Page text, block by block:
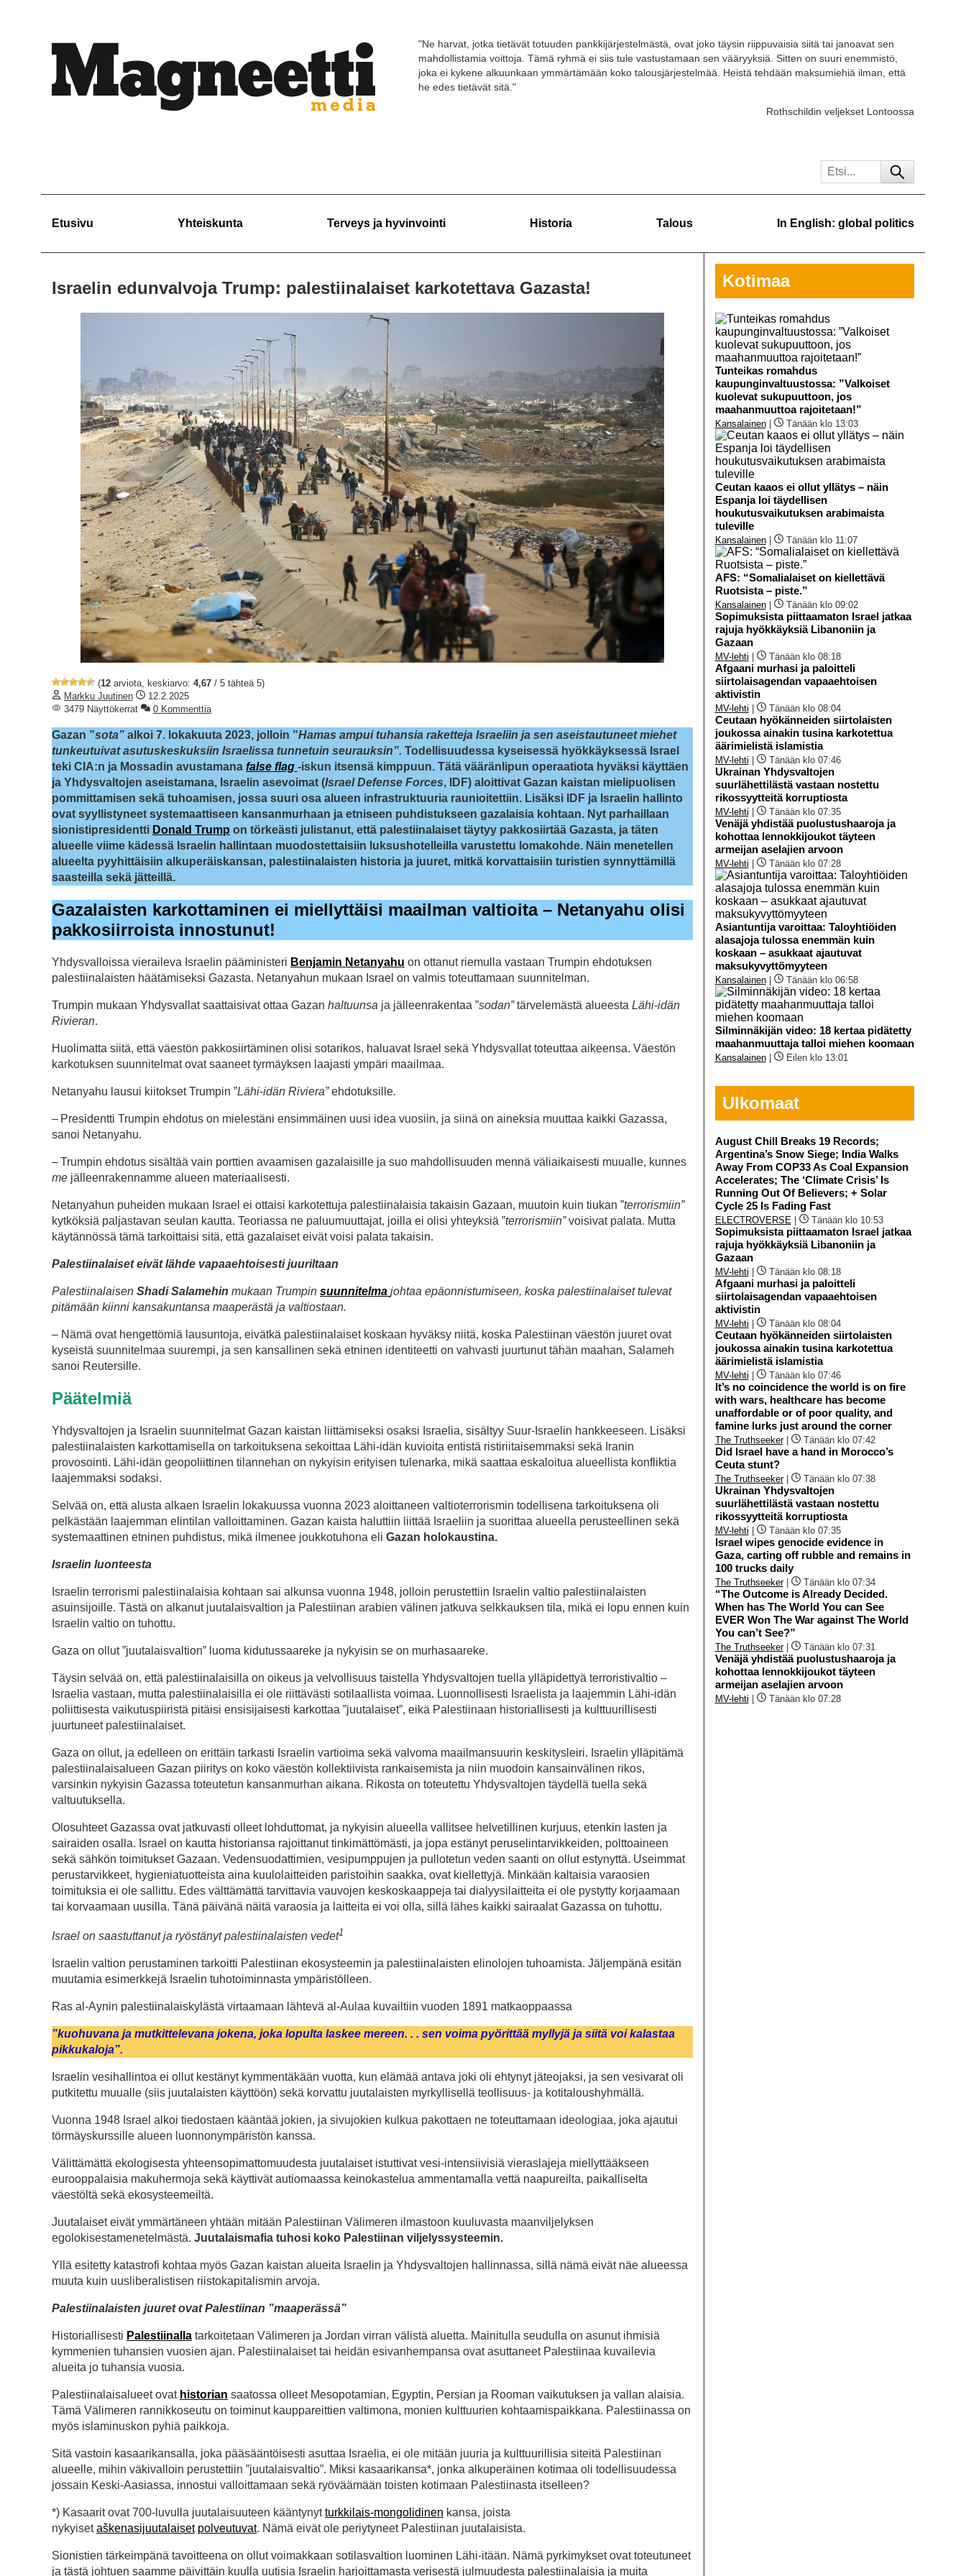
"Ne harvat, jotka tietävät totuuden pankkijärjestelmästä, ovat joko täysin riippuvaisia siitä tai janoavat sen
mahdollistamia voittoja. Tämä ryhmä ei siis tule vastustamaan sen vääryyksiä. Sitten on suuri enemmistö,
joka ei kykene alkuunkaan ymmärtämään koko talousjärjestelmää. Heistä tehdään maksumiehiä ilman, että
he edes tietävät sitä."
Rothschildin veljekset Lontoossa
Etusivu Yhteiskunta Terveys ja hyvinvointi Historia Talous In English: global politics
Israelin edunvalvoja Trump: palestiinalaiset karkotettava Gazasta!
(12 arviota, keskiarvo: 4,67 / 5 tähteä 5)
Markku Juutinen
12.2.2025
3479 Näyttökerrat
0 Kommenttia
Gazan ”sota” alkoi 7. lokakuuta 2023, jolloin ”Hamas ampui tuhansia raketteja Israeliin ja sen aseistautuneet miehet
tunkeutuivat asutuskeskuksiin Israelissa tunnetuin seurauksin”. Todellisuudessa kyseisessä hyökkäyksessä Israel
teki CIA:n ja Mossadin avustamana false flag -iskun itsensä kimppuun. Tätä vääränlipun operaatiota hyväksi käyttäen
ja Yhdysvaltojen aseistamana, Israelin asevoimat (Israel Defense Forces, IDF) aloittivat Gazan kaistan mielipuolisen
pommittamisen sekä tuhoamisen, jossa suuri osa alueen infrastruktuuria raunioitettiin. Lisäksi IDF ja Israelin hallinto
ovat syyllistyneet systemaattiseen kansanmurhaan ja etniseen puhdistukseen gazalaisia kohtaan. Nyt parhaillaan
sionistipresidentti Donald Trump on törkeästi julistanut, että palestiinalaiset täytyy pakkosiirtää Gazasta, ja täten
alueelle viime kädessä Israelin hallintaan muodostettaisiin luksushotelleilla varustettu lomakohde. Näin menetellen
alueelta pyyhittäisiin alkuperäiskansan, palestiinalaisten historia ja juuret, mitkä korvattaisiin turistien synnyttämillä
saasteilla sekä jätteillä.
Gazalaisten karkottaminen ei miellyttäisi maailman valtioita – Netanyahu olisi
pakkosiirroista innostunut!
Yhdysvalloissa vieraileva Israelin pääministeri Benjamin Netanyahu on ottanut riemulla vastaan Trumpin ehdotuksen
palestiinalaisten häätämiseksi Gazasta. Netanyahun mukaan Israel on valmis toteuttamaan suunnitelman.
Trumpin mukaan Yhdysvallat saattaisivat ottaa Gazan haltuunsa ja jälleenrakentaa ”sodan”tärvelemästä alueesta Lähi-idän
Rivieran.
Huolimatta siitä, että väestön pakkosiirtäminen olisi sotarikos, haluavat Israel sekä Yhdysvallat toteuttaa aikeensa. Väestön
karkotuksen suunnitelmat ovat saaneet tyrmäyksen laajasti ympäri maailmaa.
Netanyahu lausui kiitokset Trumpin ”Lähi-idän Riviera”ehdotuksille.
– Presidentti Trumpin ehdotus on mielestäni ensimmäinen uusi idea vuosiin, ja siinä on aineksia muuttaa kaikki Gazassa,
sanoi Netanyahu.
– Trumpin ehdotus sisältää vain porttien avaamisen gazalaisille ja suo mahdollisuuden mennä väliaikaisesti muualle, kunnes
me jälleenrakennamme alueen materiaalisesti.
Netanyahun puheiden mukaan Israel ei ottaisi karkotettuja palestiinalaisia takaisin Gazaan, muutoin kuin tiukan ”terrorismiin”
kytköksiä paljastavan seulan kautta. Teoriassa ne paluumuuttajat, joilla ei olisi yhteyksiä ”terrorismiin”voisivat palata. Mutta
käytännössä tämä tarkoittaisi sitä, että gazalaiset eivät voisi palata takaisin.
Palestiinalaiset eivät lähde vapaaehtoisesti juuriltaan
Palestiinalaisen Shadi Salamehin mukaan Trumpin suunnitelma johtaa epäonnistumiseen, koska palestiinalaiset tulevat
pitämään kiinni kansakuntansa maaperästä ja valtiostaan.
– Nämä ovat hengettömiä lausuntoja, eivätkä palestiinalaiset koskaan hyväksy niitä, koska Palestiinan väestön juuret ovat
kyseistä suunnitelmaa suurempi, ja sen kansallinen sekä etninen identiteetti on vahvasti juurtunut tähän maahan, Salameh
sanoi Reutersille.
Päätelmiä
Yhdysvaltojen ja Israelin suunnitelmat Gazan kaistan liittämiseksi osaksi Israelia, sisältyy Suur-Israelin hankkeeseen. Lisäksi
palestiinalaisten karkottamisella on tarkoituksena sekoittaa Lähi-idän kuvioita entistä ristiriitaisemmaksi sekä Iranin
provosointi. Lähi-idän geopoliittinen tilannehan on nykyisin erityisen tulenarka, mikä saattaa eskaloitua alueellista konfliktia
laajemmaksi sodaksi.
Selvää on, että alusta alkaen Israelin lokakuussa vuonna 2023 aloittaneen valtioterrorismin todellisena tarkoituksena oli
pelkästään laajemman elintilan valloittaminen. Gazan kaista haluttiin liittää Israeliin ja suorittaa alueella perusteellinen sekä
systemaattinen etninen puhdistus, mikä ilmenee joukkotuhona eli Gazan holokaustina.
Israelin luonteesta
Israelin terrorismi palestiinalaisia kohtaan sai alkunsa vuonna 1948, jolloin perustettiin Israelin valtio palestiinalaisten
asuinsijoille. Tästä on alkanut juutalaisvaltion ja Palestiinan arabien välinen jatkuva selkkauksen tila, mikä ei lopu ennen kuin
Israelin valtio on tuhottu.
Gaza on ollut ”juutalaisvaltion” luoma kidutussaareke ja nykyisin se on murhasaareke.
Täysin selvää on, että palestiinalaisilla on oikeus ja velvollisuus taistella Yhdysvaltojen tuella ylläpidettyä terroristivaltio –
Israelia vastaan, mutta palestiinalaisilla ei ole riittävästi sotilaallista voimaa. Luonnollisesti Israelista ja laajemmin Lähi-idän
poliittisesta vaikutuspiiristä pitäisi ensisijaisesti karkottaa ”juutalaiset”, eikä Palestiinaan historiallisesti ja kulttuurillisesti
juurtuneet palestiinalaiset.
Gaza on ollut, ja edelleen on erittäin tarkasti Israelin vartioima sekä valvoma maailmansuurin keskitysleiri. Israelin ylläpitämä
palestiinalaisalueen Gazan piiritys on koko väestön kollektiivista rankaisemista ja niin muodoin kansainvälinen rikos,
varsinkin nykyisin Gazassa toteutetun kansanmurhan aikana. Rikosta on toteutettu Yhdysvaltojen täydellä tuella sekä
valtuutuksella.
Olosuhteet Gazassa ovat jatkuvasti olleet lohduttomat, ja nykyisin alueella vallitsee helvetillinen kurjuus, etenkin lasten ja
sairaiden osalla. Israel on kautta historiansa rajoittanut tinkimättömästi, ja jopa estänyt peruselintarvikkeiden, polttoaineen
sekä sähkön toimitukset Gazaan. Vedensuodattimien, vesipumppujen ja pullotetun veden saanti on ollut estynyttä. Useimmat
perustarvikkeet, hygieniatuotteista aina kuulolaitteiden paristoihin saakka, ovat kiellettyjä. Minkään kaltaisia varaosien
toimituksia ei ole sallittu. Edes välttämättä tarvittavia vauvojen keskoskaappeja tai dialyysilaitteita ei ole pystytty korjaamaan
tai korvaamaan uusilla. Tänä päivänä näitä varaosia ja laitteita ei voi olla, sillä lähes kaikki sairaalat Gazassa on tuhottu.
Israel on saastuttanut ja ryöstänyt palestiinalaisten vedet1
Israelin valtion perustaminen tarkoitti Palestiinan ekosysteemin ja palestiinalaisten elinolojen tuhoamista. Jäljempänä esitän
muutamia esimerkkejä Israelin tuhotoiminnasta ympäristölleen.
Ras al-Aynin palestiinalaiskylästä virtaamaan lähtevä al-Aulaa kuvailtiin vuoden 1891 matkaoppaassa
”kuohuvana ja mutkittelevana jokena, joka lopulta laskee mereen. . . sen voima pyörittää myllyjä ja siitä voi kalastaa
pikkukaloja”.
Israelin vesihallintoa ei ollut kestänyt kymmentäkään vuotta, kun elämää antava joki oli ehtynyt jäteojaksi, ja sen vesivarat oli
putkitettu muualle (siis juutalaisten käyttöön) sekä korvattu juutalaisten myrkyllisellä teollisuus- ja kotitaloushyhmällä.
Vuonna 1948 Israel alkoi tiedostaen kääntää jokien, ja sivujokien kulkua pakottaen ne toteuttamaan ideologiaa, joka ajautui
törmäyskurssille alueen luonnonympäristön kanssa.
Välittämättä ekologisesta yhteensopimattomuudesta juutalaiset istuttivat vesi-intensiivisiä vieraslajeja miellyttääkseen
eurooppalaisia makuhermoja sekä käyttivät autiomaassa keinokastelua ammentamalla vettä naapureilta, paikalliselta
väestöltä sekä ekosysteemeiltä.
Juutalaiset eivät ymmärtäneen yhtään mitään Palestiinan Välimeren ilmastoon kuuluvasta maanviljelyksen
egolokisestamenetelmästä. Juutalaismafia tuhosi koko Palestiinan viljelyssysteemin.
Yllä esitetty katastrofi kohtaa myös Gazan kaistan alueita Israelin ja Yhdysvaltojen hallinnassa, sillä nämä eivät näe alueessa
muuta kuin uusliberalistisen riistokapitalismin arvoja.
Palestiinalaisten juuret ovat Palestiinan ”maaperässä”
Historiallisesti Palestiinalla tarkoitetaan Välimeren ja Jordan virran välistä aluetta. Mainitulla seudulla on asunut ihmisiä
kymmenien tuhansien vuosien ajan. Palestiinalaiset tai heidän esivanhempansa ovat asuttaneet Palestiinaa kuvailevia
alueita jo tuhansia vuosia.
Palestiinalaisalueet ovat historian saatossa olleet Mesopotamian, Egyptin, Persian ja Rooman vaikutuksen ja vallan alaisia.
Tämä Välimeren rannikkoseutu on toiminut kauppareittien valtimona, monien kulttuurien kohtaamispaikkana. Palestiinassa on
myös islaminuskon pyhiä paikkoja.
Sitä vastoin kasaarikansalla, joka pääsääntöisesti asuttaa Israelia, ei ole mitään juuria ja kulttuurillisia siteitä Palestiinan
alueelle, mihin väkivalloin perustettiin ”juutalaisvaltio”. Miksi kasaarikansa*, jonka alkuperäinen kotimaa oli todellisuudessa
jossain Keski-Aasiassa, innostui valloittamaan sekä ryöväämään toisten kotimaan Palestiinasta itselleen?
*) Kasaarit ovat 700-luvulla juutalaisuuteen kääntynytturkkilais-mongolidinen kansa, joista
nykyisetaškenasijuutalaiset polveutuvat. Nämä eivät ole periytyneet Palestiinan juutalaisista.
Sionistien tärkeimpänä tavoitteena on ollut voimakkaan sotilasvaltion luominen Lähi-itään. Nämä pyrkimykset ovat toteutuneet
ja tästä johtuen saamme päivittäin kuulla uutisia Israelin harjoittamasta verisestä julmuudesta palestiinalaisia ja muita
Kotimaa
Tunteikas romahdus
kaupunginvaltuustossa: ”Valkoiset
kuolevat sukupuuttoon, jos
maahanmuuttoa rajoitetaan!”
Kansalainen| Tänään klo 13:03
Ceutan kaaos ei ollut yllätys – näin
Espanja loi täydellisen
houkutusvaikutuksen arabimaista
tuleville
Kansalainen| Tänään klo 11:07
AFS: “Somalialaiset on kiellettävä
Ruotsista – piste.”
Kansalainen| Tänään klo 09:02
Sopimuksista piittaamaton Israel jatkaa
rajuja hyökkäyksiä Libanoniin ja
Gazaan
MV-lehti Tänään klo 08:18
Afgaani murhasi ja paloitteli
siirtolaisagendan vapaaehtoisen
aktivistin
MV-lehti Tänään klo 08:04
Ceutaan hyökänneiden siirtolaisten
joukossa ainakin tusina karkotettua
äärimielistä islamistia
MV-lehti Tänään klo 07:46
Ukrainan Yhdysvaltojen
suurlähettilästä vastaan nostettu
rikossyytteitä korruptiosta
MV-lehti Tänään klo 07:35
Venäjä yhdistää puolustushaaroja ja
kohottaa lennokkijoukot täyteen
armeijan aselajien arvoon
MV-lehti Tänään klo 07:28
Asiantuntija varoittaa: Taloyhtiöiden
alasajoja tulossa enemmän kuin
koskaan – asukkaat ajautuvat
maksukyvyttömyyteen
Kansalainen| Tänään klo 06:58
Silminnäkijän video: 18 kertaa pidätetty
maahanmuuttaja talloi miehen koomaan
Kansalainen| Eilen klo 13:01
Ulkomaat
August Chill Breaks 19 Records;
Argentina’s Snow Siege; India Walks
Away From COP33 As Coal Expansion
Accelerates; The ‘Climate Crisis’ Is
Running Out Of Believers; + Solar
Cycle 25 Is Fading Fast
ELECTROVERSE Tänään klo 10:53
Sopimuksista piittaamaton Israel jatkaa
rajuja hyökkäyksiä Libanoniin ja
Gazaan
MV-lehti Tänään klo 08:18
Afgaani murhasi ja paloitteli
siirtolaisagendan vapaaehtoisen
aktivistin
MV-lehti Tänään klo 08:04
Ceutaan hyökänneiden siirtolaisten
joukossa ainakin tusina karkotettua
äärimielistä islamistia
MV-lehti Tänään klo 07:46
It’s no coincidence the world is on fire
with wars, healthcare has become
unaffordable or of poor quality, and
famine lurks just around the corner
The Truthseeker| Tänään klo 07:42
Did Israel have a hand in Morocco’s
Ceuta stunt?
The Truthseeker| Tänään klo 07:38
Ukrainan Yhdysvaltojen
suurlähettilästä vastaan nostettu
rikossyytteitä korruptiosta
MV-lehti Tänään klo 07:35
Israel wipes genocide evidence in
Gaza, carting off rubble and remains in
100 trucks daily
The Truthseeker| Tänään klo 07:34
“The Outcome is Already Decided.
When has The World You can See
EVER Won The War against The World
You can’t See?”
The Truthseeker| Tänään klo 07:31
Venäjä yhdistää puolustushaaroja ja
kohottaa lennokkijoukot täyteen
armeijan aselajien arvoon
MV-lehti Tänään klo 07:28